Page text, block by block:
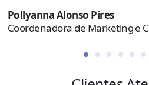
Pollyanna Alonso Pires
Coordenadora de Marketing e